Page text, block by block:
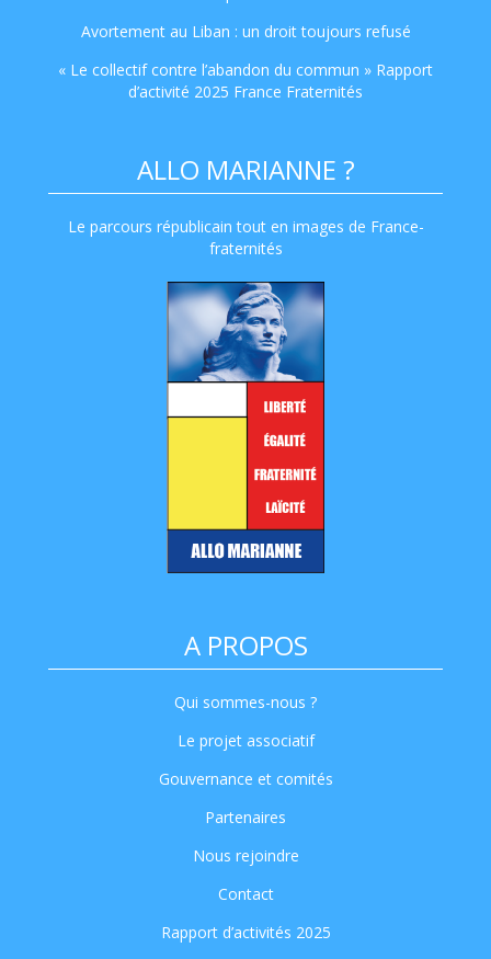
Avortement au Liban : un droit toujours refusé
« Le collectif contre l’abandon du commun » Rapport
d’activité 2025 France Fraternités
ALLO MARIANNE ?
Le parcours républicain tout en images de France-
fraternités
A PROPOS
Qui sommes-nous ?
Le projet associatif
Gouvernance et comités
Partenaires
Nous rejoindre
Contact
Rapport d’activités 2025